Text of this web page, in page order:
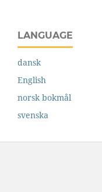
LANGUAGE
dansk
English
norsk bokmål
svenska